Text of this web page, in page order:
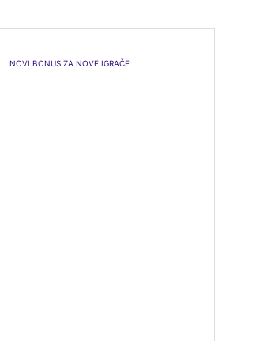
NOVI BONUS ZA NOVE IGRAČE